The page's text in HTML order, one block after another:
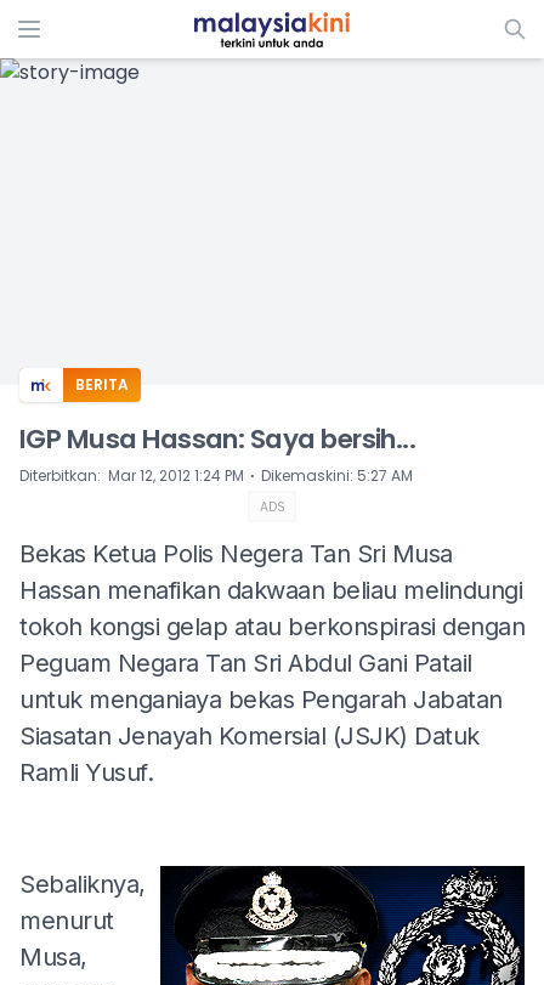
ADS
BERITA
IGP Musa Hassan: Saya bersih...
Diterbitkan: Mar 12, 2012 1:24 PM ⋅ Dikemaskini: 5:27 AM
ADS
Bekas Ketua Polis Negera Tan Sri Musa
Hassan menafikan dakwaan beliau melindungi
tokoh kongsi gelap atau berkonspirasi dengan
Peguam Negara Tan Sri Abdul Gani Patail
untuk menganiaya bekas Pengarah Jabatan
Siasatan Jenayah Komersial (JSJK) Datuk
Ramli Yusuf.
Sebaliknya,
menurut
Musa,